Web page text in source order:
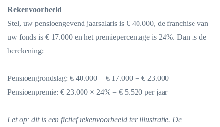
Rekenvoorbeeld
Stel, uw pensioengevend jaarsalaris is € 40.000, de franchise van
uw fonds is € 17.000 en het premiepercentage is 24%. Dan is de
berekening:
Pensioengrondslag: € 40.000 − € 17.000 = € 23.000
Pensioenpremie: € 23.000 × 24% = € 5.520 per jaar
Let op: dit is een fictief rekenvoorbeeld ter illustratie. De